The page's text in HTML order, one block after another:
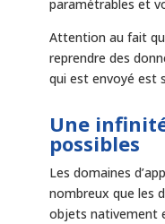
paramétrables et
Attention au fait
reprendre des
qui est envoyé est
Une
possibles
Les domaines
nombreux que les
objets nativement